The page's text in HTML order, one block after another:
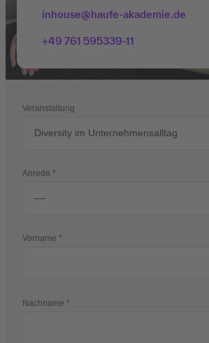
inhouse@haufe-akademie.de
+49 761 595339-11
Veranstaltung
Anrede
Vorname
Nachname